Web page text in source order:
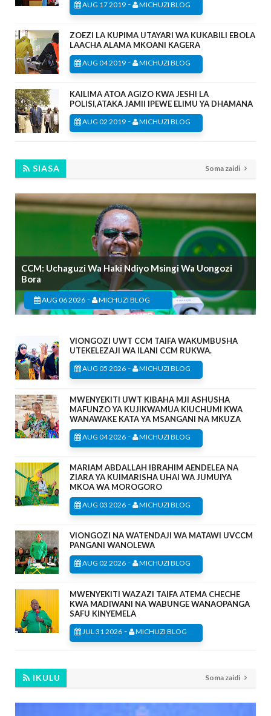
AUG 17 2019 - MICHUZI BLOG
ZOEZI LA KUPIMA UTAYARI WA KUKABILI EBOLA
LAACHA ALAMA MKOANI KAGERA
AUG 04 2019 - MICHUZI BLOG
KAILIMA ATOA AGIZO KWA JESHI LA
POLISI,ATAKA JAMII IPEWE ELIMU YA DHAMANA
AUG 02 2019 - MICHUZI BLOG
SIASA Soma zaidi
CCM: Uchaguzi Wa Haki Ndiyo Msingi Wa Uongozi
Bora
AUG 06 2026 - MICHUZI BLOG
VIONGOZI UWT CCM TAIFA WAKUMBUSHA
UTEKELEZAJI WA ILANI CCM RUKWA.
AUG 05 2026 - MICHUZI BLOG
MWENYEKITI UWT KIBAHA MJI ASHUSHA
MAFUNZO YA KUJIKWAMUA KIUCHUMI KWA
WANAWAKE KATA YA MSANGANI NA MKUZA
AUG 04 2026 - MICHUZI BLOG
MARIAM ABDALLAH IBRAHIM AENDELEA NA
ZIARA YA KUIMARISHA UHAI WA JUMUIYA
MKOA WA MOROGORO
AUG 03 2026 - MICHUZI BLOG
VIONGOZI NA WATENDAJI WA MATAWI UVCCM
PANGANI WANOLEWA
AUG 02 2026 - MICHUZI BLOG
MWENYEKITI WAZAZI TAIFA ATEMA CHECHE
KWA MADIWANI NA WABUNGE WANAOPANGA
SAFU KINYEMELA
JUL 31 2026 - MICHUZI BLOG
IKULU Soma zaidi